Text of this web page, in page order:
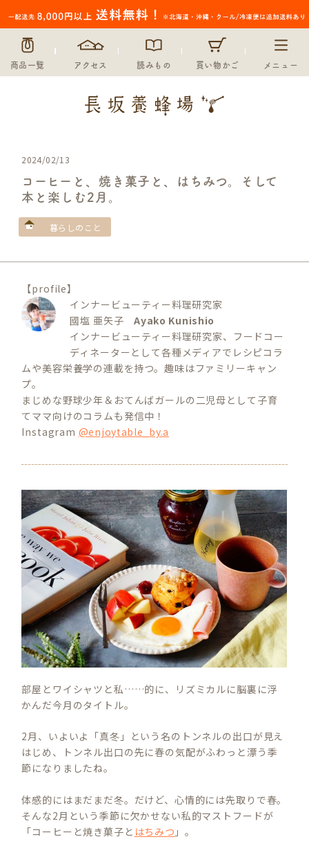
商品一覧 アクセス 読みもの 買い物かご メニュー
2024/02/13
コーヒーと、焼き菓子と、はちみつ。そして
本と楽しむ2月。
暮らしのこと
【profile】
インナービューティー料理研究家
國塩 亜矢子Ayako Kunishio
インナービューティー料理研究家、フードコー
ディネーターとして各種メディアでレシピコラ
ムや美容栄養学の連載を持つ。趣味はファミリーキャン
プ。
まじめな野球少年＆おてんばガールの二児母として子育
てママ向けのコラムも発信中！
Instagram @enjoytable_by.a
部屋とワイシャツと私……的に、リズミカルに脳裏に浮
かんだ今月のタイトル。
2月、いよいよ「真冬」という名のトンネルの出口が見え
はじめ、トンネル出口の先に春の気配がふわっと漂う季
節になりましたね。
体感的にはまだまだ冬。だけど、心情的には先取りで春。
そんな2月という季節に欠かせない私的マストフードが
「コーヒーと焼き菓子と はちみつ 」。